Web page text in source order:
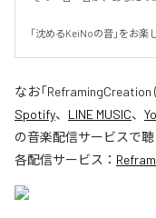
「沈めるKeiNoの音」をお楽
なお「
Spotify、 LINE MUSIC、
の音楽配信サービスで聴
各配信サービス：